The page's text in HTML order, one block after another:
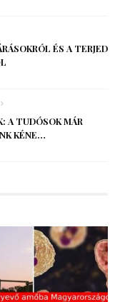
ÉS A TERJED
A TUDÓSOK MÁR
KÉNE…